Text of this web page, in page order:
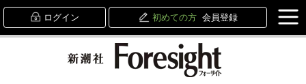
ログイン 初めての方 会員登録